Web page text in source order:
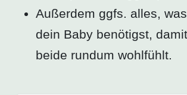
Außerdem ggfs. alles,
dein Baby benötigst,
beide rundum wohlfühlt.